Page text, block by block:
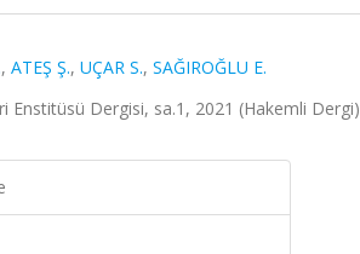
, ATEŞ Ş., UÇAR S., SAĞIROĞLU E.
Enstitüsü Dergisi, sa.1, 2021 (Hakemli Dergi)